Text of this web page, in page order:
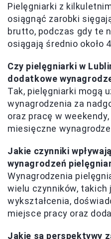
Pielęgniarki z
osiągnąć zarobki
brutto, podczas gdy te
osiągają średnio około
Czy pielęgniarki w
dodatkowe
Tak, pielęgniarki mogą
wynagrodzenia za
oraz pracę w
miesięczne
Jakie czynniki
wynagrodzeń
Wynagrodzenia
wielu czynników, takich
wykształcenia,
miejsce pracy oraz
Jakie są perspektywy